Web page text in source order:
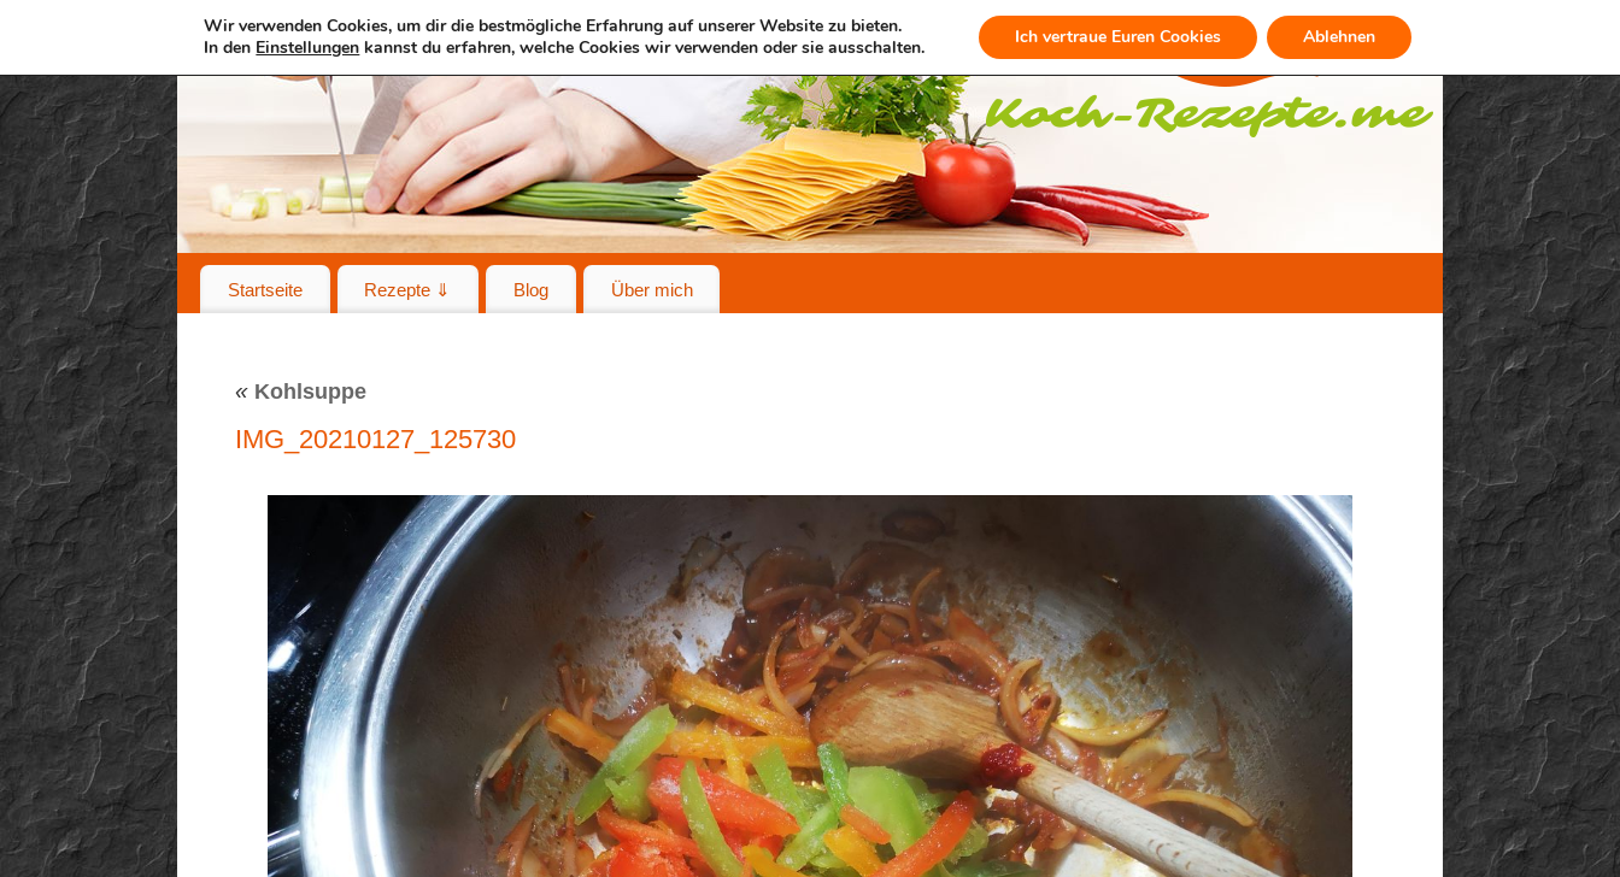
Startseite Rezepte ⇓ Blog Über mich
« Kohlsuppe
IMG_20210127_125730
Wir verwenden Cookies, um dir die bestmögliche Erfahrung auf unserer Website zu bieten.
In den Einstellungen kannst du erfahren, welche Cookies wir verwenden oder sie ausschalten. Ich vertraue Euren Cookies Ablehnen